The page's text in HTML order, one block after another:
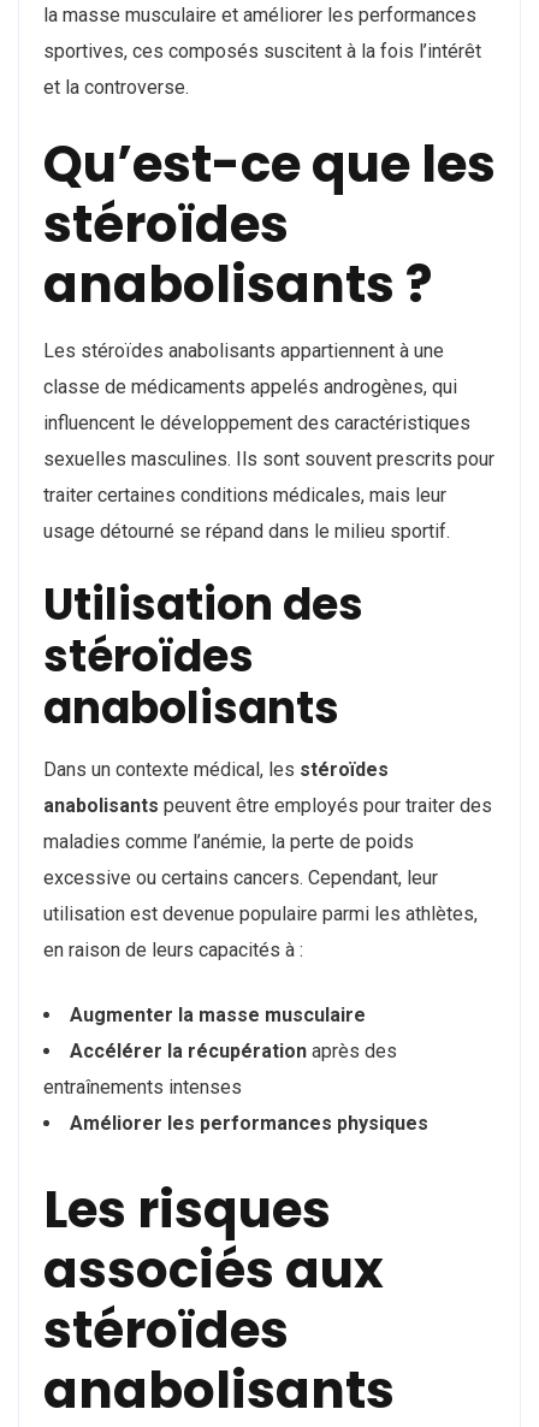
la masse musculaire et améliorer les performances
sportives, ces composés suscitent à la fois l’intérêt
et la controverse.
Qu’est-ce que les
stéroïdes
anabolisants ?
Les stéroïdes anabolisants appartiennent à une
classe de médicaments appelés androgènes, qui
influencent le développement des caractéristiques
sexuelles masculines. Ils sont souvent prescrits pour
traiter certaines conditions médicales, mais leur
usage détourné se répand dans le milieu sportif.
Utilisation des
stéroïdes
anabolisants
Dans un contexte médical, les stéroïdes
anabolisants peuvent être employés pour traiter des
maladies comme l’anémie, la perte de poids
excessive ou certains cancers. Cependant, leur
utilisation est devenue populaire parmi les athlètes,
en raison de leurs capacités à :
Augmenter la masse musculaire
Accélérer la récupération après des
entraînements intenses
Améliorer les performances physiques
Les risques
associés aux
stéroïdes
anabolisants